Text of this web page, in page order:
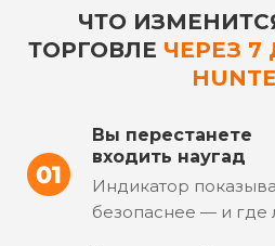
ЧТО
ТОРГОВЛЕ ЧЕРЕЗ 7
Вы перестанете
входить наугад
Индикатор
безопаснее — и где